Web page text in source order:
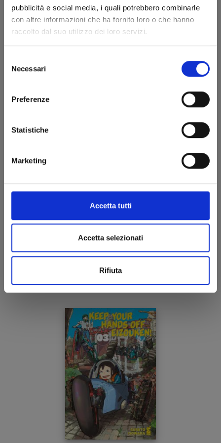
pubblicità e social media, i quali potrebbero combinarle
con altre informazioni che ha fornito loro o che hanno
raccolto dal suo utilizzo dei loro servizi.
delNecessari
Preferenze
Statistiche
Marketing
Accetta tutti
Accetta selezionati
Rifiuta
18/05/2022
KEEP YOUR HANDS OFF EIZOUKEN! n. 4
€ 7,50